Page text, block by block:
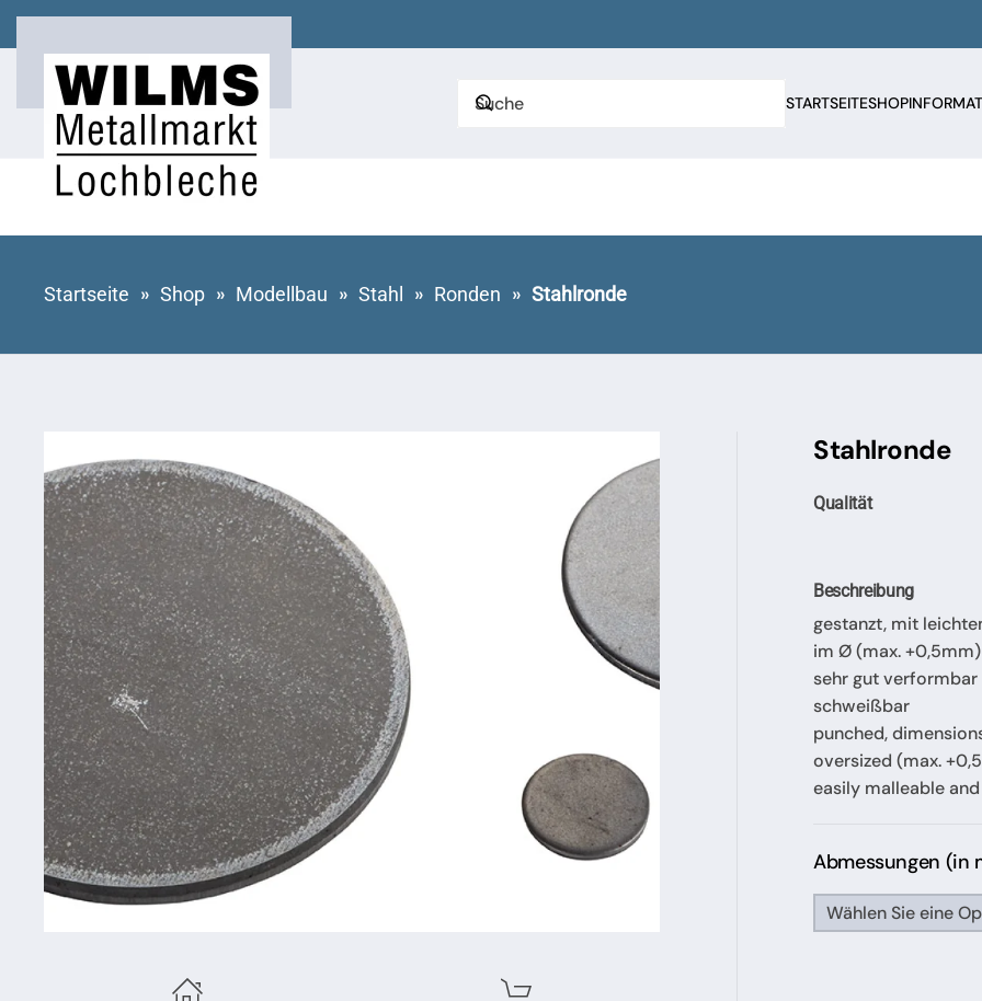
Zum Hauptinhalt springen
STARTSEITESHOP
Startseite Shop Modellbau Stahl Ronden Stahlronde
Stahlronde
Qualität
Beschreibung
gestanzt, mit
im Ø (max. +0,5mm)
sehr gut verformbar
schweißbar
punched,
oversized (max.
easily malleable
Abmessungen (in